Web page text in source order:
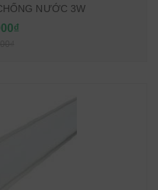
NƯỚC 3W